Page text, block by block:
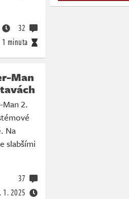
1 minuta
32
Man
Man 2.
Na
slabšími
1. 2025
37